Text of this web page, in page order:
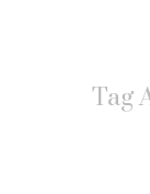
Tag